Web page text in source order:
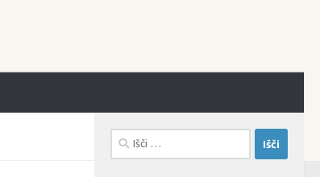
Išči: